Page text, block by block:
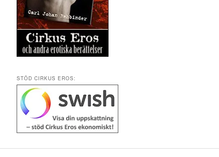
STÖD CIRKUS EROS: